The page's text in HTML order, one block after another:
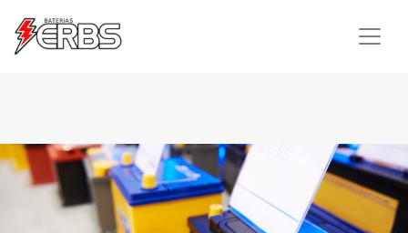
Telefone: +55 47 3359-3300
WhatsApp: +55 47
3359-3300